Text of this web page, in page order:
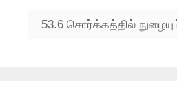
தலைப்புகள்